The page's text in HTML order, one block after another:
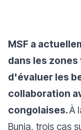
MSF a
dans les
d'évaluer les
collaboration
congolaises.À
Bunia, trois cas